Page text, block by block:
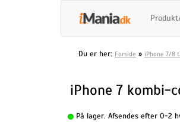
Du er her: Forside » iPhone 7/8
iPhone 7 kombi-
På lager. Afsendes efter 0-2